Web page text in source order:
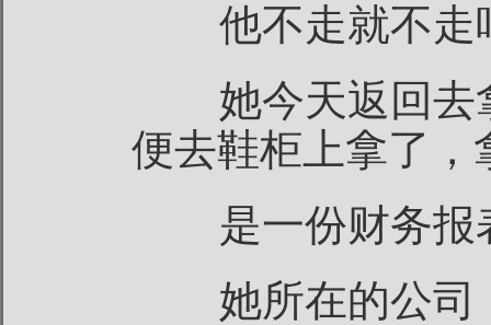
他不走就不走
她今天返回去
便去鞋柜上拿了，
是一份财务报
她所在的公司